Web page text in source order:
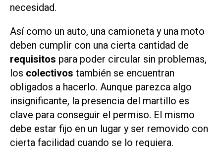
necesidad.
Así como un auto, una camioneta y una moto
deben cumplir con una cierta cantidad de
requisitos para poder circular sin problemas,
los colectivos también se encuentran
obligados a hacerlo. Aunque parezca algo
insignificante, la presencia del martillo es
clave para conseguir el permiso. El mismo
debe estar fijo en un lugar y ser removido con
cierta facilidad cuando se lo requiera.